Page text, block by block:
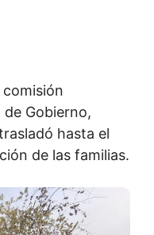
Gobierno,
hasta el
de las familias.